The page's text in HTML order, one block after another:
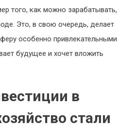
того, как можно зарабатывать,
Это, в свою очередь, делает
особенно привлекательными
будущее и хочет вложить
в
стали